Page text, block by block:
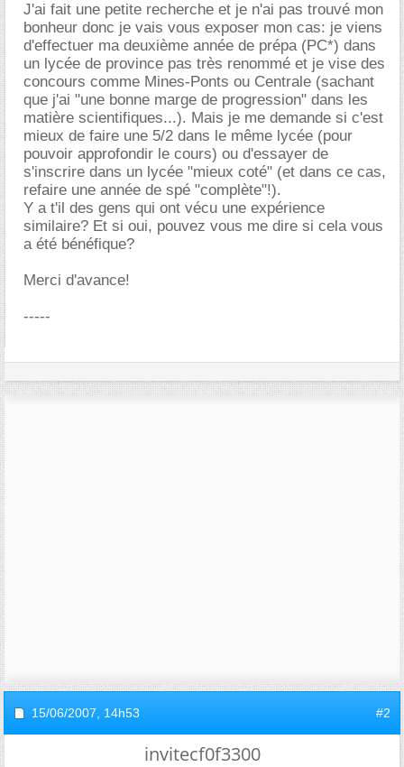
J'ai fait une petite recherche et je n'ai pas trouvé mon
bonheur donc je vais vous exposer mon cas: je viens
d'effectuer ma deuxième année de prépa (PC*) dans
un lycée de province pas très renommé et je vise des
concours comme Mines-Ponts ou Centrale (sachant
que j'ai "une bonne marge de progression" dans les
matière scientifiques...). Mais je me demande si c'est
mieux de faire une 5/2 dans le même lycée (pour
pouvoir approfondir le cours) ou d'essayer de
s'inscrire dans un lycée "mieux coté" (et dans ce cas,
refaire une année de spé "complète"!).
Y a t'il des gens qui ont vécu une expérience
similaire? Et si oui, pouvez vous me dire si cela vous
a été bénéfique?
Merci d'avance!
-----
15/06/2007, 14h53 #2
invitecf0f3300